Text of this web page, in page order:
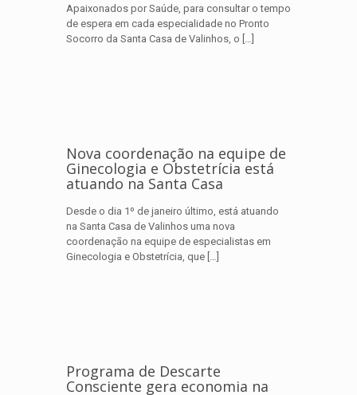
Apaixonados por Saúde, para consultar o tempo
de espera em cada especialidade no Pronto
Socorro da Santa Casa de Valinhos, o […]
Nova coordenação na equipe de
Ginecologia e Obstetrícia está
atuando na Santa Casa
Desde o dia 1º de janeiro último, está atuando
na Santa Casa de Valinhos uma nova
coordenação na equipe de especialistas em
Ginecologia e Obstetrícia, que […]
Programa de Descarte
Consciente gera economia na